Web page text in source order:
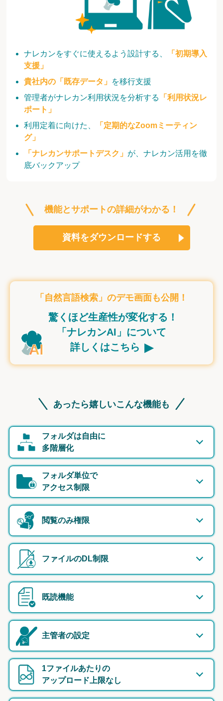
ナレカンをすぐに使えるよう設計する、
「初期導入
支援」
貴社内の「既存データ」 を移行支援
管理者がナレカン利用状況を分析する
「利用状況レ
ポート」
利用定着に向けた、
「定期的なZoomミーティン
グ」
「ナレカンサポートデスク」 が、ナレカン活用を徹
底バックアップ
機能とサポートの詳細がわかる！
資料をダウンロードする
「自然言語検索」のデモ画面も公開！
驚くほど生産性が変化する！
「ナレカンAI」について
詳しくはこちら ▸
あったら嬉しいこんな機能も
フォルダは自由に
多階層化
フォルダ単位で
アクセス制限
閲覧のみ権限
ファイルのDL制限
既読機能
主管者の設定
1ファイルあたりの
アップロード上限なし